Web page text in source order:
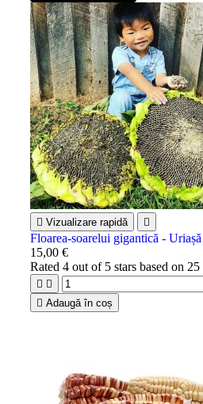
 Vizualizare rapidă 
Floarea-soarelui gigantică -
15,00 €
Rated4 out of 5 stars based on 25
 
 Adaugă în coș